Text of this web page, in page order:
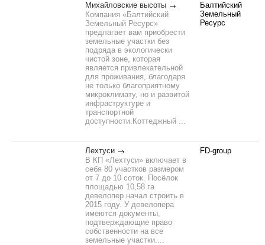
Михайловские высоты
Компания «Балтийский
Земельный Ресурс»
предлагает вам приобрести
земельные участки без
подряда в экологически
чистой зоне, которая
является привлекательной
для проживания, благодаря
не только благоприятному
микроклимату, но и развитой
инфраструктуре и
транспортной
доступности.Коттеджный ...
Балтийский
Земельный
Ресурс
Лехтуси
В КП «Лехтуси» включает в
себя 80 участков размером
от 7 до 10 соток. Посёлок
площадью 10,58 га
девелопер начал строить в
2015 году. У девелопера
имеются документы,
подтверждающие право
собственности на все
земельные участки....
FD-group